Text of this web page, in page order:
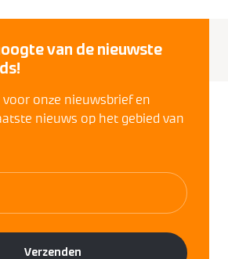
van de nieuwste
onze nieuwsbrief en
nieuws op het gebied van